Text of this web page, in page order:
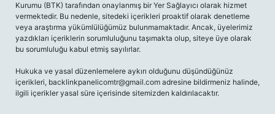
Kurumu (BTK) tarafından onaylanmış bir Yer Sağlayıcı olarak hizmet
vermektedir. Bu nedenle, sitedeki içerikleri proaktif olarak denetleme
veya araştırma yükümlülüğümüz bulunmamaktadır. Ancak, üyelerimiz
yazdıkları içeriklerin sorumluluğunu taşımakta olup, siteye üye olarak
bu sorumluluğu kabul etmiş sayılırlar.
Hukuka ve yasal düzenlemelere aykırı olduğunu düşündüğünüz
içerikleri, backlinkpanelicomtr@gmail.com adresine bildirmeniz halinde,
ilgili içerikler yasal süre içerisinde sitemizden kaldırılacaktır.